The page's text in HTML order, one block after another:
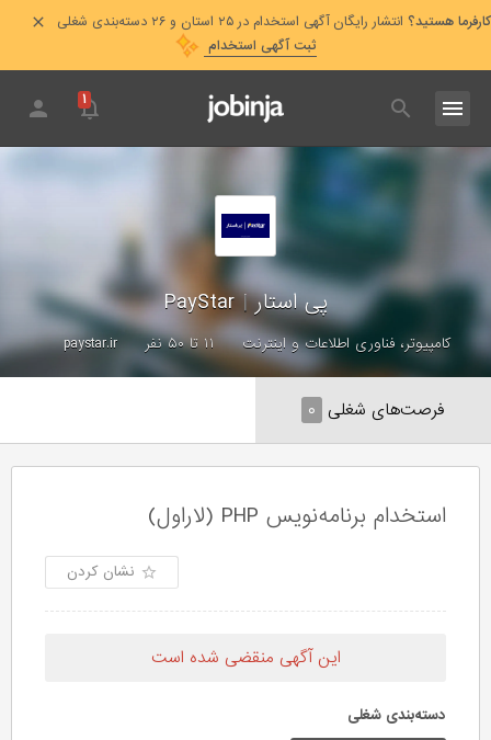
کارفرما هستید؟ انتشار رایگان آگهی استخدام در ۲۵ استان و ۲۶ دسته‌بندی شغلی
ثبت آگهی استخدام
۱
پی استار|
PayStar
کامپیوتر، فناوری اطلاعات و اینترنت ۱۱ تا ۵۰ نفر paystar.ir
فرصت‌های شغلی ۰
استخدام برنامه‌نویس PHP (لاراول)
نشان کردن
این آگهی منقضی شده است
دسته‌بندی شغلی